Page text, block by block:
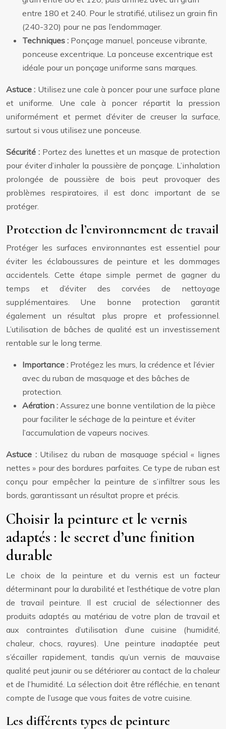
entre 180 et 240. Pour le stratifié, utilisez un grain fin
(240-320) pour ne pas l’endommager.
Techniques : Ponçage manuel, ponceuse vibrante,
ponceuse excentrique. La ponceuse excentrique est
idéale pour un ponçage uniforme sans marques.
Astuce : Utilisez une cale à poncer pour une surface plane
et uniforme. Une cale à poncer répartit la pression
uniformément et permet d’éviter de creuser la surface,
surtout si vous utilisez une ponceuse.
Sécurité : Portez des lunettes et un masque de protection
pour éviter d’inhaler la poussière de ponçage. L’inhalation
prolongée de poussière de bois peut provoquer des
problèmes respiratoires, il est donc important de se
protéger.
Protection de l’environnement de travail
Protéger les surfaces environnantes est essentiel pour
éviter les éclaboussures de peinture et les dommages
accidentels. Cette étape simple permet de gagner du
temps et d’éviter des corvées de nettoyage
supplémentaires. Une bonne protection garantit
également un résultat plus propre et professionnel.
L’utilisation de bâches de qualité est un investissement
rentable sur le long terme.
Importance : Protégez les murs, la crédence et l’évier
avec du ruban de masquage et des bâches de
protection.
Aération : Assurez une bonne ventilation de la pièce
pour faciliter le séchage de la peinture et éviter
l’accumulation de vapeurs nocives.
Astuce : Utilisez du ruban de masquage spécial « lignes
nettes » pour des bordures parfaites. Ce type de ruban est
conçu pour empêcher la peinture de s’infiltrer sous les
bords, garantissant un résultat propre et précis.
Choisir la peinture et le vernis
adaptés : le secret d’une finition
durable
Le choix de la peinture et du vernis est un facteur
déterminant pour la durabilité et l’esthétique de votre plan
de travail peinture. Il est crucial de sélectionner des
produits adaptés au matériau de votre plan de travail et
aux contraintes d’utilisation d’une cuisine (humidité,
chaleur, chocs, rayures). Une peinture inadaptée peut
s’écailler rapidement, tandis qu’un vernis de mauvaise
qualité peut jaunir ou se détériorer au contact de la chaleur
et de l’humidité. La sélection doit être réfléchie, en tenant
compte de l’usage que vous faites de votre cuisine.
Les différents types de peinture